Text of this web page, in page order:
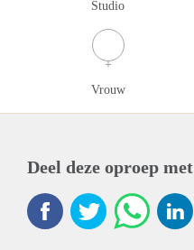
Studio
Vrouw
Deel deze oproep